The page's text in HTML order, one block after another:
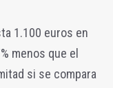
1.100 euros en
menos que el
si se compara